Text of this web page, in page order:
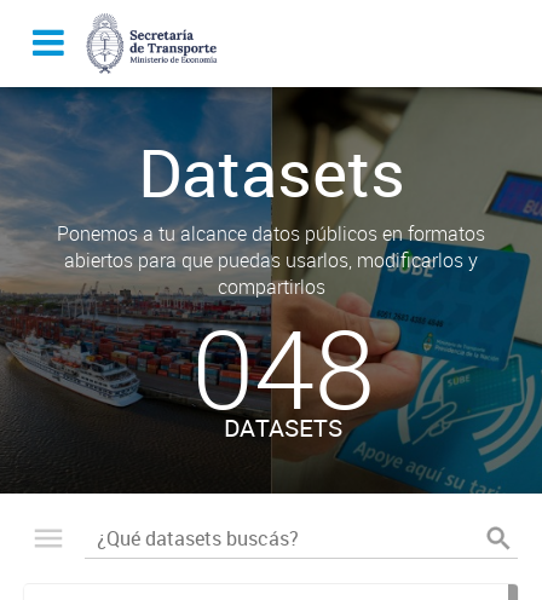
Datasets
Ponemos a tu alcance datos públicos en formatos
abiertos para que puedas usarlos, modificarlos y
compartirlos
048
DATASETS